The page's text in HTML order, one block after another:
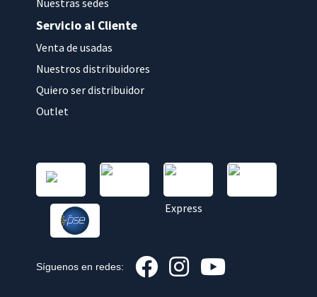
Nuestras sedes
Servicio al Cliente
Venta de usadas
Nuestros distribuidores
Quiero ser distribuidor
Outlet
Síguenos en redes: